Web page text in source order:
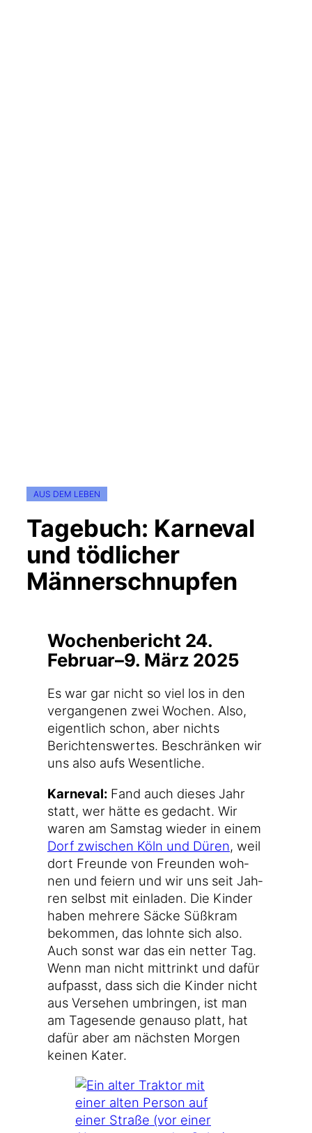
AUS DEM LEBEN
Tagebuch: Karneval
und tödlicher
Männerschnupfen
Wochenbericht 24.
Februar–9. März 2025
Es war gar nicht so viel los in den
ver­gan­ge­nen zwei Wochen. Also,
eigent­lich schon, aber nichts
Berich­tens­wer­tes. Beschrän­ken wir
uns also aufs Wesentliche.
Kar­ne­val: Fand auch die­ses Jahr
statt, wer hät­te es gedacht. Wir
waren am Sams­tag wie­der in einem
Dorf zwi­schen Köln und Düren, weil
dort Freun­de von Freun­den woh­
nen und fei­ern und wir uns seit Jah­
ren selbst mit ein­la­den. Die Kin­der
haben meh­re­re Säcke Süß­kram
bekom­men, das lohn­te sich also.
Auch sonst war das ein net­ter Tag.
Wenn man nicht mittrinkt und dafür
auf­passt, dass sich die Kin­der nicht
aus Ver­se­hen umbrin­gen, ist man
am Tages­en­de genau­so platt, hat
dafür aber am nächs­ten Mor­gen
kei­nen Kater.